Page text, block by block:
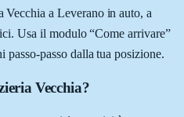
a Leverano in auto, a
Usa il modulo “Come arrivare”
passo-passo dalla tua posizione.
Vecchia?